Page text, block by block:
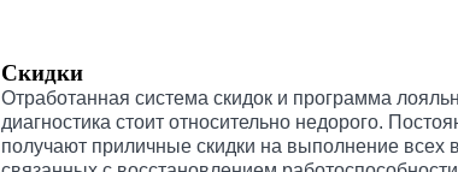
Скидки
Отработанная система скидок и программа
диагностика стоит относительно недорого.
получают приличные скидки на выполнение всех